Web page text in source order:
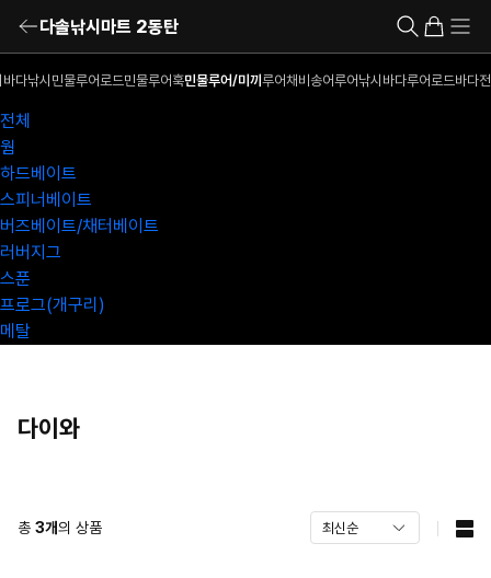
다솔낚시마트 2동탄
바다낚시 민물루어로드민물루어훅민물루어/미끼 루어채비 송어루어낚시 바다루어로드바다
전체
웜
하드베이트
스피너베이트
버즈베이트/채터베이트
러버지그
스푼
프로그(개구리)
메탈
다이와
총 3개의 상품